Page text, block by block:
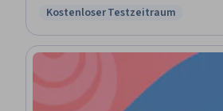
Status: Kostenloser Testzeitraum
Kostenloser Testzeitraum